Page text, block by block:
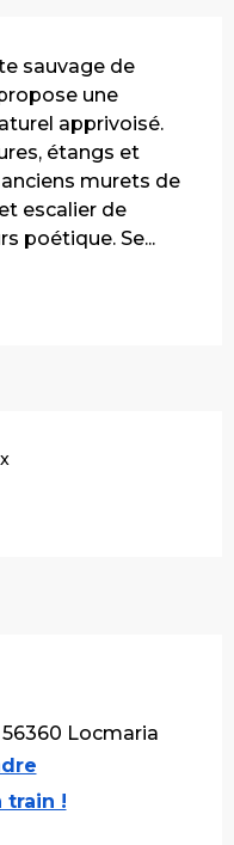
sauvage de
une
apprivoisé.
étangs et
murets de
escalier de
poétique. Se...
56360 Locmaria
train !